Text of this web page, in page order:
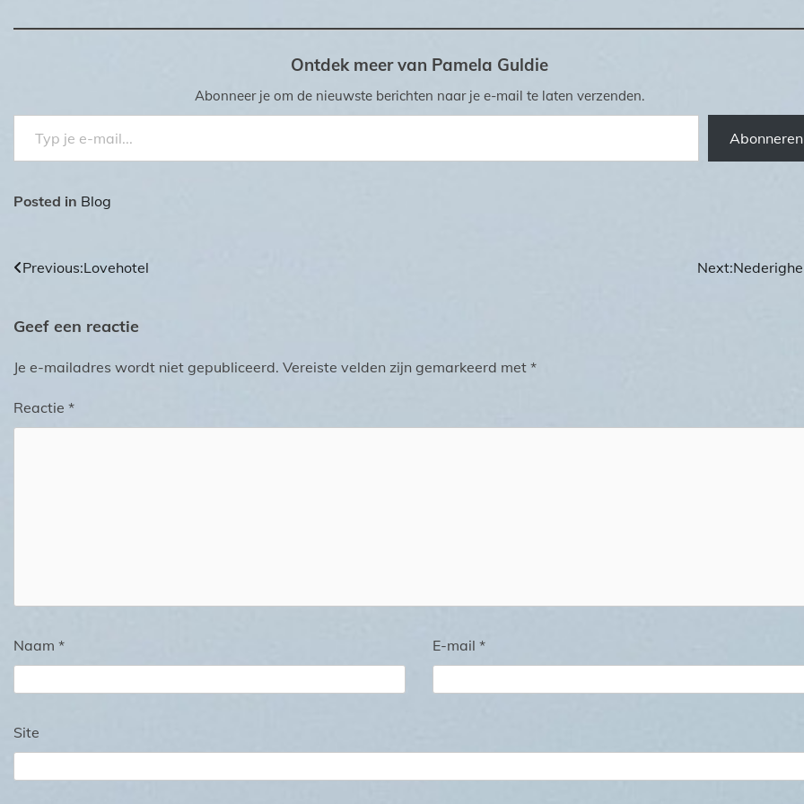
Ontdek meer van Pamela Guldie
Abonneer je om de nieuwste berichten naar je e-mail te laten verzenden.
Typ je e-mail...
Abonneren
Posted in Blog
Bericht
Previous:Lovehotel Next:
Geef een reactie
Je e-mailadres wordt niet gepubliceerd. Vereiste velden zijn gemarkeerd met *
Reactie *
Naam * E-mail *
Site